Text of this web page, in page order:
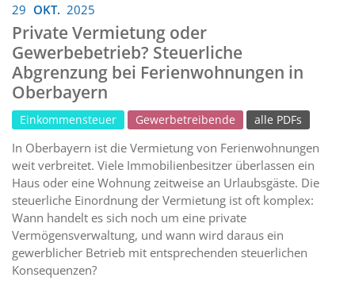
29 OKT. 2025
Private Vermietung oder
Gewerbebetrieb? Steuerliche
Abgrenzung bei Ferienwohnungen in
Oberbayern
Einkommensteuer Gewerbetreibende alle PDFs
In Oberbayern ist die Vermietung von Ferienwohnungen
weit verbreitet. Viele Immobilienbesitzer überlassen ein
Haus oder eine Wohnung zeitweise an Urlaubsgäste. Die
steuerliche Einordnung der Vermietung ist oft komplex:
Wann handelt es sich noch um eine private
Vermögensverwaltung, und wann wird daraus ein
gewerblicher Betrieb mit entsprechenden steuerlichen
Konsequenzen?